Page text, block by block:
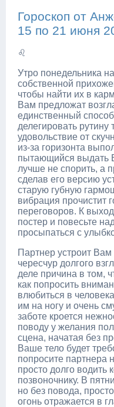
Гороскоп от
15 по 21 июня
♌
Утро понедельника
собственной
чтобы найти их в
Вам предложат
единственный
делегировать рутину
удовольствие от
из-за горизонта
пытающийся выдать
лучше не спорить, а
сделав его версию
старую губную
вибрация прочистит
переговоров. К
постер и повесьте
просыпаться с
Партнер устроит Вам
чересчур долгого
деле причина в том,
как попросить
влюбиться в
им на ногу и очень
заботе кроется
поводу у желания
сцена, начатая без
Ваше тело будет
попросите партнера
просто долго водить
позвоночнику. В
но без повода,
огонь отражается в